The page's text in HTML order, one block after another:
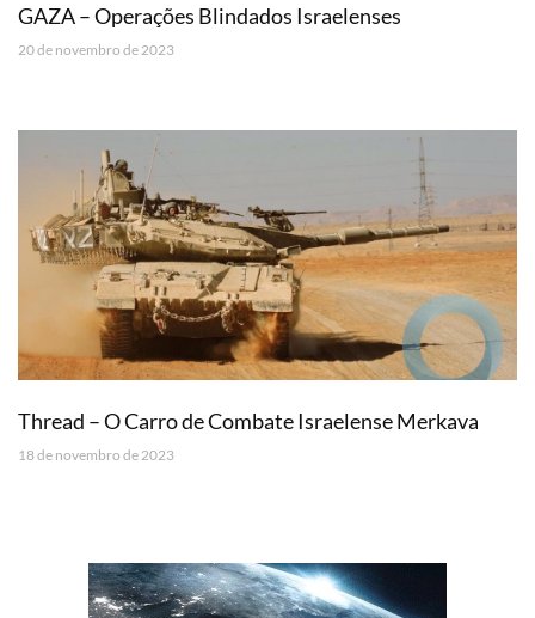
GAZA – Operações Blindados Israelenses
20 de novembro de 2023
Thread – O Carro de Combate Israelense Merkava
18 de novembro de 2023